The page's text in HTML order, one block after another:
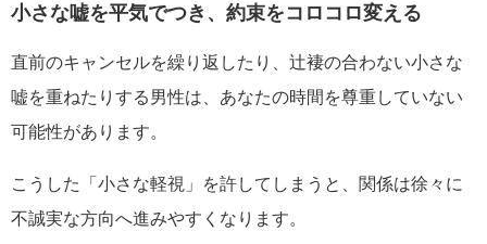
小さな嘘を平気でつき、約束をコロコロ変える
直前のキャンセルを繰り返したり、辻褄の合わない小さな
嘘を重ねたりする男性は、あなたの時間を尊重していない
可能性があります。
こうした「小さな軽視」を許してしまうと、関係は徐々に
不誠実な方向へ進みやすくなります。